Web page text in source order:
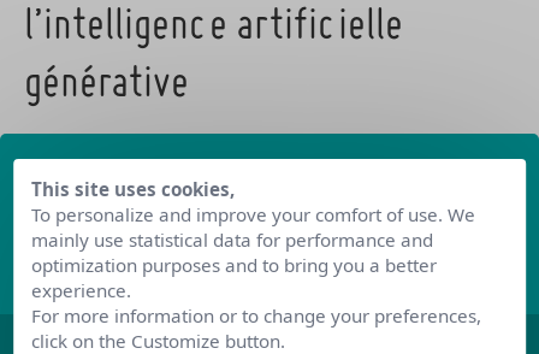
l’intelligence artificielle
générative
Recevez nos dernières
informations
Découvrez les derniers articles de notre blog
This site uses cookies,
To personalize and improve your comfort of use. We
mainly use statistical data for performance and
optimization purposes and to bring you a better
experience.
For more information or to change your preferences,
click on the Customize button.